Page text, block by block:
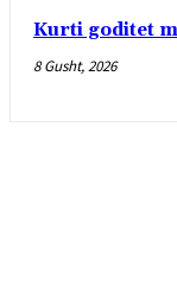
Kurti goditet
8 Gusht, 2026